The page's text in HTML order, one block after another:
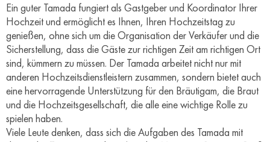
Ein guter Tamada fungiert als Gastgeber und Koordinator Ihrer
Hochzeit und ermöglicht es Ihnen, Ihren Hochzeitstag zu
genießen, ohne sich um die Organisation der Verkäufer und die
Sicherstellung, dass die Gäste zur richtigen Zeit am richtigen Ort
sind, kümmern zu müssen. Der Tamada arbeitet nicht nur mit
anderen Hochzeitsdienstleistern zusammen, sondern bietet auch
eine hervorragende Unterstützung für den Bräutigam, die Braut
und die Hochzeitsgesellschaft, die alle eine wichtige Rolle zu
spielen haben.
Viele Leute denken, dass sich die Aufgaben des Tamada mit